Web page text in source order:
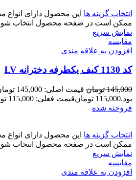
انتخاب گزینه ها این محصول دارای انواع
ممکن است در صفحه محصول انتخاب
نمایش سریع
مقايسه
افزودن به علاقه مندی
کد 1130 کیف یکطرفه دخترانه LV
145,000 تومان
قیمت اصلی:
بود.115,000 تومانقیمت فعلی: 115,000 تومان.
فروخته شده
انتخاب گزینه ها این محصول دارای انواع
ممکن است در صفحه محصول انتخاب
نمایش سریع
مقايسه
افزودن به علاقه مندی